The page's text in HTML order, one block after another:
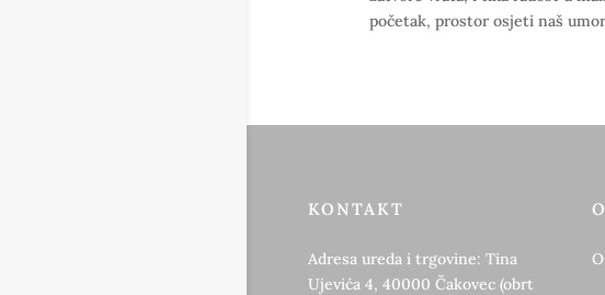
početak, prostor osjeti naš
KONTAKT
Adresa ureda i trgovine: Tina
Ujevića 4, 40000 Čakovec (obrt